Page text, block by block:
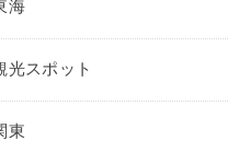
海
光スポット
東